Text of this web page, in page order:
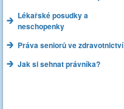
Lékařské posudky a
neschopenky
Práva seniorů ve zdravotnictví
Jak si sehnat právníka?